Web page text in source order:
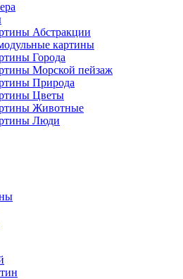
Абстракции
картины
Города
Морской пейзаж
Природа
Цветы
Животные
Люди